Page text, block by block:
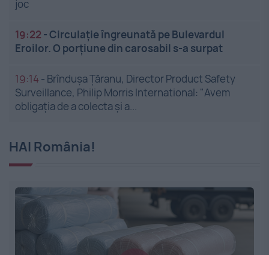
joc
19:22 -Circulație îngreunată pe Bulevardul
Eroilor. O porțiune din carosabil s-a surpat
19:14 - Brîndușa Țăranu, Director Product Safety
Surveillance, Philip Morris International: "Avem
obligația de a colecta și a...
HAI România!